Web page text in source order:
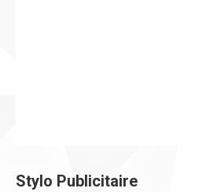
Stylo Publicitaire